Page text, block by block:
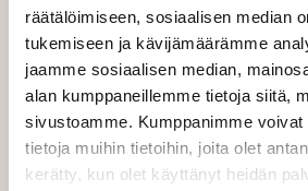
räätälöimiseen, sosiaalisen median
tukemiseen ja kävijämäärämme
jaamme sosiaalisen median,
alan kumppaneillemme tietoja siitä,
sivustoamme. Kumppanimme voivat
tietoja muihin tietoihin, joita olet
kerätty, kun olet käyttänyt heidän
När du registrerar dig som
hos Shipit, får du omedelbar
utbud av pakettjänster och kan
förmånliga fraktpriser. Shipits
fraktverktyg (TMS, Transport
System) erbjuder ditt företag
leveransalternativ för olika